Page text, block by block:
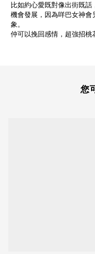
比如約心愛既對像出街既
機會發展，因為咩巴女神
象。
仲可以挽回感情，超強招桃
您